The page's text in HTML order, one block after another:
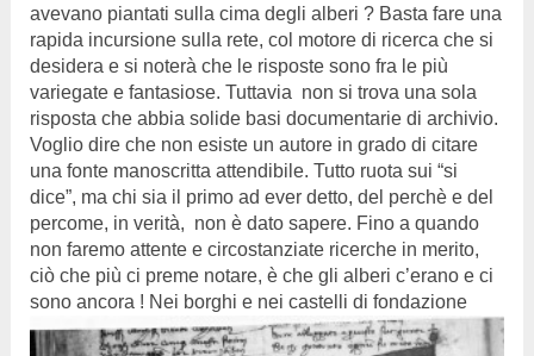
avevano piantati sulla cima degli alberi ? Basta fare una
rapida incursione sulla rete, col motore di ricerca che si
desidera e si noterà che le risposte sono fra le più
variegate e fantasiose. Tuttavia non si trova una sola
risposta che abbia solide basi documentarie di archivio.
Voglio dire che non esiste un autore in grado di citare
una fonte manoscritta attendibile. Tutto ruota sui “si
dice”, ma chi sia il primo ad ever detto, del perchè e del
percome, in verità, non è dato sapere. Fino a quando
non faremo attente e circostanziate ricerche in merito,
ciò che più ci preme notare, è che gli alberi c’erano e ci
sono ancora ! Nei borghi e nei castelli di fondazione